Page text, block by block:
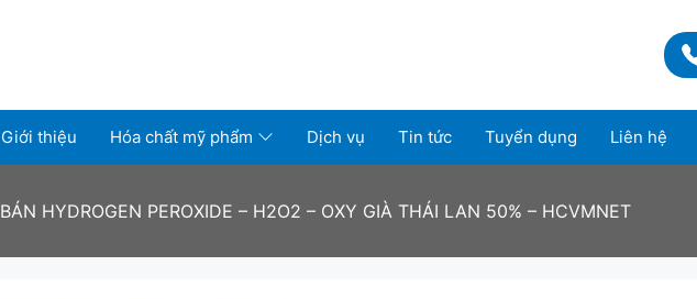
Giới thiệu Hóa chất mỹ phẩm Dịch vụ Tin tức Tuyển dụng Liên hệ
BÁN HYDROGEN PEROXIDE – H2O2 – OXY GIÀ THÁI LAN 50% – HCVMNET